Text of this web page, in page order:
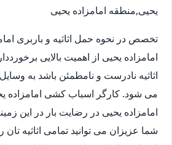
یحیی,منطقه امامزاده یحیی
تخصص در نحوه حمل اثاثیه و باربری
امامزاده یحیی از اهمیت بالایی
اثاثیه نادرست و نامطمئن باشد به
می شود. کارگر اسباب کشی امامزاده
امامزاده یحیی در رضایت بار در این
شما عزیزان می توانید تمامی اثاثیه تان